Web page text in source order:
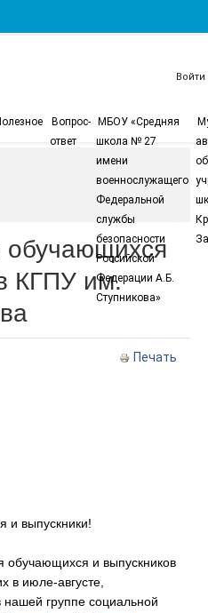
Войти
Вопрос-
ответ
МБОУ «Средняя
школа № 27
имени
военнослужащего
Федеральной
службы
безопасности
Российской
Федерации А.Б.
Ступникова»
обучающихся
КГПУ им.
Печать
и выпускники!
обучающихся и выпускников
в июле-августе,
нашей группе социальной